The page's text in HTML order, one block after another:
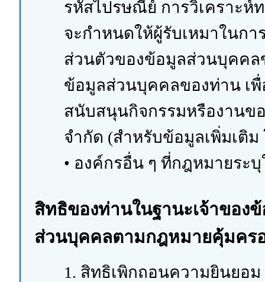
รหัสไปรษณีย์ การวิเคราะห์
จะกำหนดให้ผู้รับเหมาในก
ส่วนตัวของข้อมูลส่วนบุคคล
ข้อมูลส่วนบุคคลของท่าน เ
สนับสนุนกิจกรรมหรืองานขอ
จำกัด (สำหรับข้อมูลเพิ่มเติม
• องค์กรอื่น ๆ ที่กฎหมายระ
สิทธิของท่านในฐานะเจ้าของ
ส่วนบุคคลตามกฎหมายคุ้มคร
1. สิทธิเพิกถอนความยินยอ